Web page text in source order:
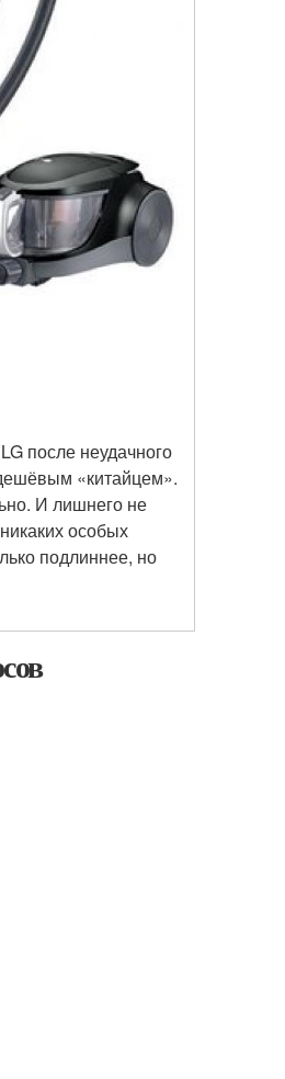
после неудачного
«китайцем».
И лишнего не
особых
подлиннее, но